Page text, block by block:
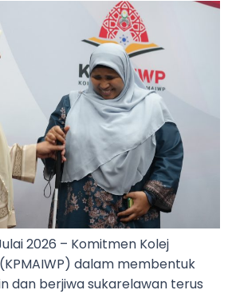
2026 – Komitmen Kolej
dalam membentuk
dan berjiwa sukarelawan terus